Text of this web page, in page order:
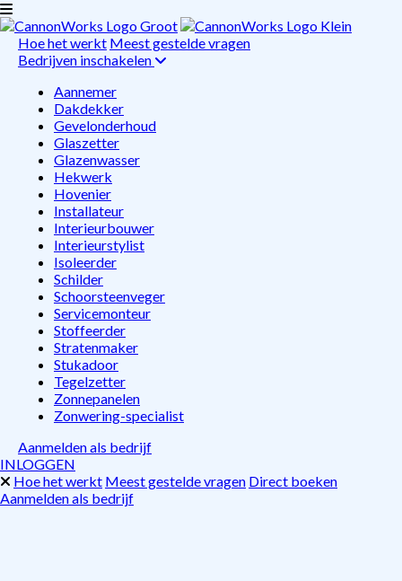
Hoe het werkt Meest gestelde vragen
Bedrijven inschakelen
Aannemer
Dakdekker
Gevelonderhoud
Glaszetter
Glazenwasser
Hekwerk
Hovenier
Installateur
Interieurbouwer
Interieurstylist
Isoleerder
Schilder
Schoorsteenveger
Servicemonteur
Stoffeerder
Stratenmaker
Stukadoor
Tegelzetter
Zonnepanelen
Zonwering-specialist
Aanmelden als bedrijf
INLOGGEN
Hoe het werkt Meest gestelde vragen Direct boeken
Aanmelden als bedrijf